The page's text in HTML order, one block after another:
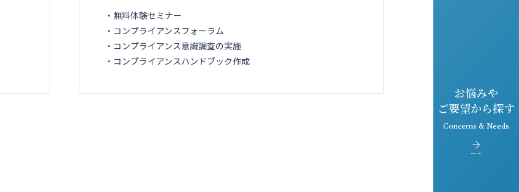
・無料体験セミナー
・コンプライアンスフォーラム
・コンプライアンス意識調査の実施
・コンプライアンスハンドブック作成
お悩みや
ご要望から探す
Concerns & Needs